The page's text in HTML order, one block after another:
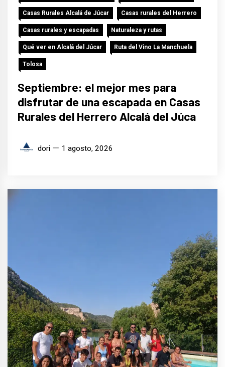
Casas Rurales Alcalá de Júcar Casas rurales del Herrero
Casas rurales y escapadas Naturaleza y rutas
Qué ver en Alcalá del Júcar Ruta del Vino La Manchuela
Tolosa
Septiembre: el mejor mes para
disfrutar de una escapada en Casas
Rurales del Herrero Alcalá del Júca
dori 1 agosto, 2026